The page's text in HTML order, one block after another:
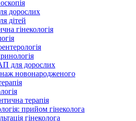
дорослих
дітей
гінекологія
для дорослих
новонародженого
терапія
прийом гінеколога
гінеколога